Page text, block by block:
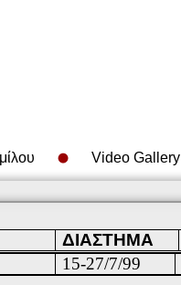
Video Gallery
ΔΙΑΣΤΗΜΑ
15-27/7/99